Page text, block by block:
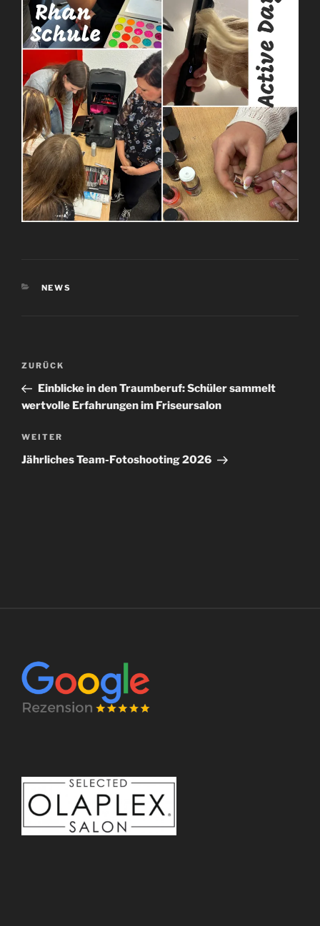
KATEGORIEN
NEWS
Beitragsnavigation
Vorheriger
Beitrag
ZURÜCK
Einblicke in den Traumberuf: Schüler sammelt
wertvolle Erfahrungen im Friseursalon
Nächster
Beitrag
WEITER
Jährliches Team-Fotoshooting 2026